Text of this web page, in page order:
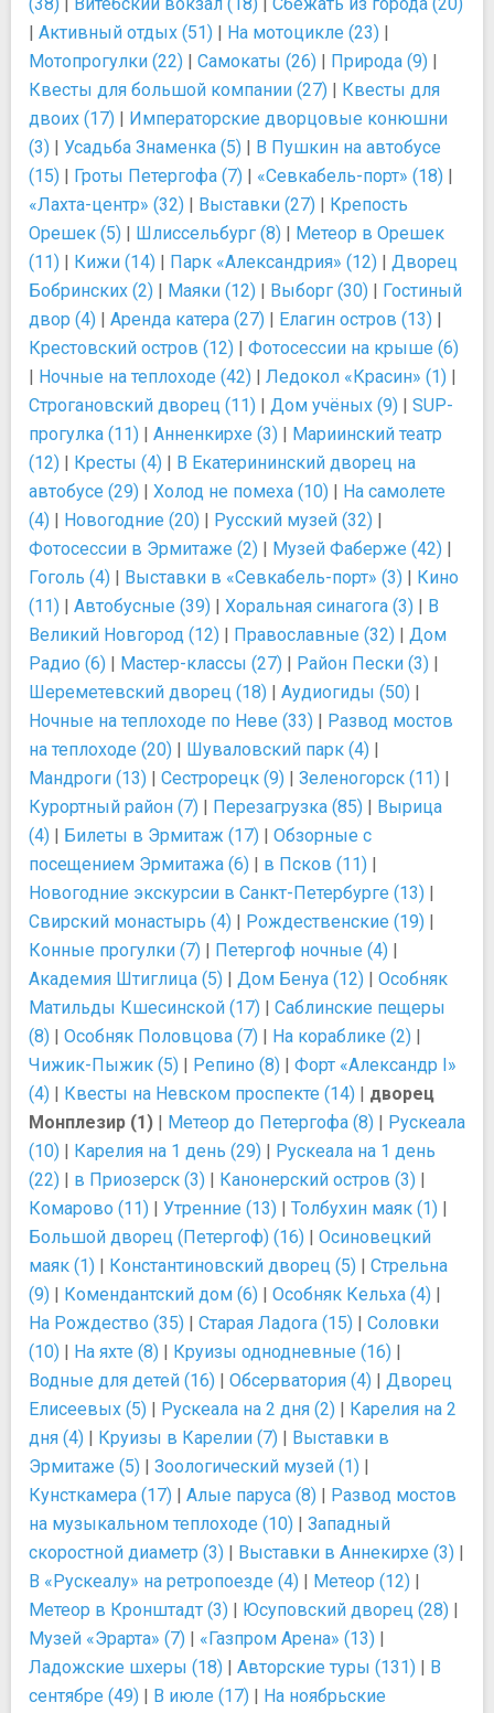
| Активный отдых (51) | На мотоцикле (23) |
Мотопрогулки (22) | Самокаты (26) | Природа (9) |
Квесты для большой компании (27) | Квесты для
двоих (17) | Императорские дворцовые конюшни
(3) | Усадьба Знаменка (5) | В Пушкин на автобусе
(15) | Гроты Петергофа (7) | «Севкабель-порт» (18) |
«Лахта-центр» (32) | Выставки (27) | Крепость
Орешек (5) | Шлиссельбург (8) | Метеор в Орешек
(11) | Кижи (14) | Парк «Александрия» (12) | Дворец
Бобринских (2) | Маяки (12) | Выборг (30) | Гостиный
двор (4) | Аренда катера (27) | Елагин остров (13) |
Крестовский остров (12) | Фотосессии на крыше (6)
| Ночные на теплоходе (42) | Ледокол «Красин» (1) |
Строгановский дворец (11) | Дом учёных (9) | SUP-
прогулка (11) | Анненкирхе (3) | Мариинский театр
(12) | Кресты (4) | В Екатерининский дворец на
автобусе (29) | Холод не помеха (10) | На самолете
(4) | Новогодние (20) | Русский музей (32) |
Фотосессии в Эрмитаже (2) | Музей Фаберже (42) |
Гоголь (4) | Выставки в «Севкабель-порт» (3) | Кино
(11) | Автобусные (39) | Хоральная синагога (3) | В
Великий Новгород (12) | Православные (32) | Дом
Радио (6) | Мастер-классы (27) | Район Пески (3) |
Шереметевский дворец (18) | Аудиогиды (50) |
Ночные на теплоходе по Неве (33) | Развод мостов
на теплоходе (20) | Шуваловский парк (4) |
Мандроги (13) | Сестрорецк (9) | Зеленогорск (11) |
Курортный район (7) | Перезагрузка (85) | Вырица
(4) | Билеты в Эрмитаж (17) | Обзорные с
посещением Эрмитажа (6) | в Псков (11) |
Новогодние экскурсии в Санкт-Петербурге (13) |
Свирский монастырь (4) | Рождественские (19) |
Конные прогулки (7) | Петергоф ночные (4) |
Академия Штиглица (5) | Дом Бенуа (12) | Особняк
Матильды Кшесинской (17) | Саблинские пещеры
(8) | Особняк Половцова (7) | На кораблике (2) |
Чижик-Пыжик (5) | Репино (8) | Форт «Александр I»
(4) | Квесты на Невском проспекте (14) | дворец
Монплезир (1) | Метеор до Петергофа (8) | Рускеала
(10) | Карелия на 1 день (29) | Рускеала на 1 день
(22) | в Приозерск (3) | Канонерский остров (3) |
Комарово (11) | Утренние (13) | Толбухин маяк (1) |
Большой дворец (Петергоф) (16) | Осиновецкий
маяк (1) | Константиновский дворец (5) | Стрельна
(9) | Комендантский дом (6) | Особняк Кельха (4) |
На Рождество (35) | Старая Ладога (15) | Соловки
(10) | На яхте (8) | Круизы однодневные (16) |
Водные для детей (16) | Обсерватория (4) | Дворец
Елисеевых (5) | Рускеала на 2 дня (2) | Карелия на 2
дня (4) | Круизы в Карелии (7) | Выставки в
Эрмитаже (5) | Зоологический музей (1) |
Кунсткамера (17) | Алые паруса (8) | Развод мостов
на музыкальном теплоходе (10) | Западный
скоростной диаметр (3) | Выставки в Аннекирхе (3) |
В «Рускеалу» на ретропоезде (4) | Метеор (12) |
Метеор в Кронштадт (3) | Юсуповский дворец (28) |
Музей «Эрарта» (7) | «Газпром Арена» (13) |
Ладожские шхеры (18) | Авторские туры (131) | В
сентябре (49) | В июле (17) | На ноябрьские